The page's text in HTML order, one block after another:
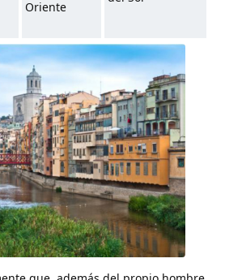
Oriente